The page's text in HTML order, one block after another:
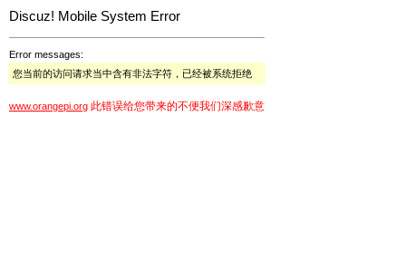
Discuz! Mobile System Error
Error messages:
您当前的访问请求当中含有非法字符，已经被系统拒绝
www.orangepi.org 此错误给您带来的不便我们深感歉意